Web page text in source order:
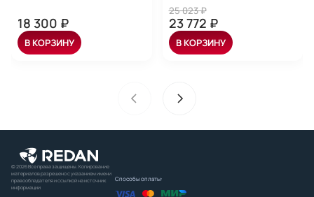
18 300 ₽
В КОРЗИНУ
25 023 ₽
23 772 ₽
В КОРЗИНУ
© 2026 Все права защищены. Копирование
материалов разрешено с указанием имени
правообладателя и ссылкой на источник
информации
Способы оплаты: